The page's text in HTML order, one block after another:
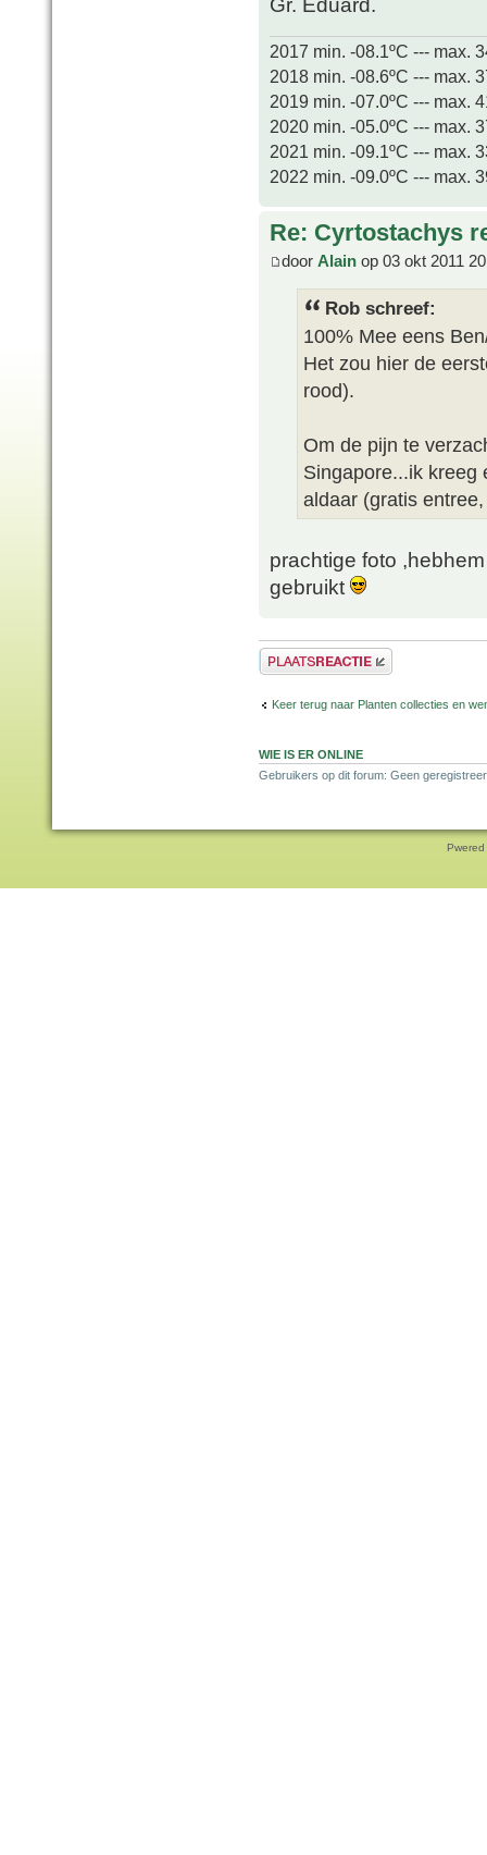
2017 min. -08.1ºC --- max.
2018 min. -08.6ºC --- max.
2019 min. -07.0ºC --- max.
2020 min. -05.0ºC --- max.
2021 min. -09.1ºC --- max.
2022 min. -09.0ºC --- max.
Re: Cyrtostachys
door Alain op 03 okt 2011
Rob schreef:
100% Mee eens
Het zou hier de
rood).
Om de pijn te
Singapore...ik kreeg
aldaar (gratis
prachtige foto
gebruikt
Plaats een reactie
Keer terug naar Planten collecties en
WIE IS ER ONLINE
Gebruikers op dit forum: Geen